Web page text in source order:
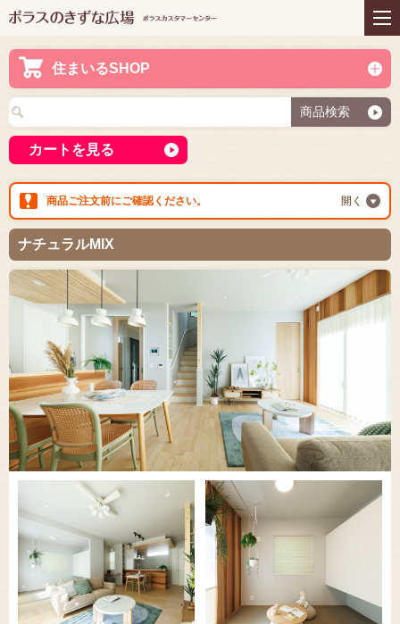
住まいの商品
ト
アフターサービス
ライフスタイルと住まい
プレゼント＆コミュニテ
お知らせ イベント
住まいるSHOP
商品検索
カートを見る
商品ご注文前にご確認ください。 開く
ナチュラルMIX